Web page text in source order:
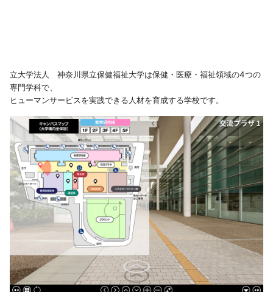
立大学法人 神奈川県立保健福祉大学は保健・医療・福祉領域の4つの
専門学科で、
ヒューマンサービスを実践できる人材を育成する学校です。